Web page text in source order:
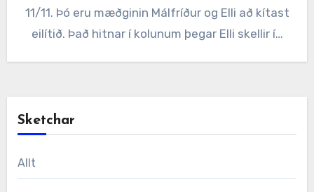
11/11. Þó eru mæðginin Málfríður og Elli að kítast
eilítið. Það hitnar í kolunum þegar Elli skellir í…
Sketchar
Allt